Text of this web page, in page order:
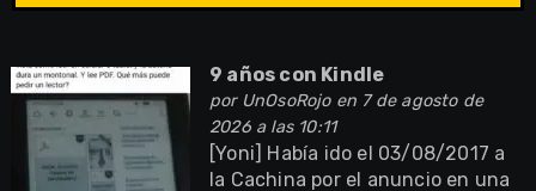
9 años con Kindle
por UnOsoRojoen 7 de agosto de
2026 a las 10:11
[Yoni] Había ido el 03/08/2017 a
la Cachina por el anuncio en una